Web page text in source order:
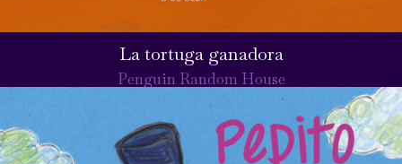
La tortuga ganadora
Penguin Random House